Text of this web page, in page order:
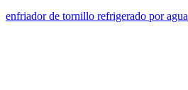
enfriador de tornillo refrigerado por agua